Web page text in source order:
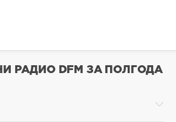
РАДИО DFM ЗА ПОЛГОДА